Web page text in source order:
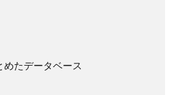
たデータベース